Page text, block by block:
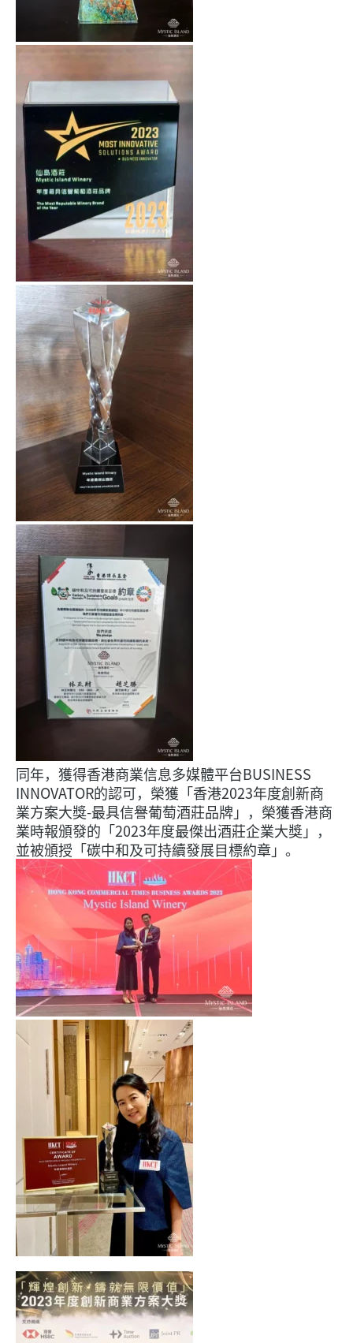
同年，獲得香港商業信息多媒體平台BUSINESS
INNOVATOR的認可，榮獲「香港2023年度創新商
業方案大獎-最具信譽葡萄酒莊品牌」，榮獲香港商
業時報頒發的「2023年度最傑出酒莊企業大獎」，
並被頒授「碳中和及可持續發展目標約章」。